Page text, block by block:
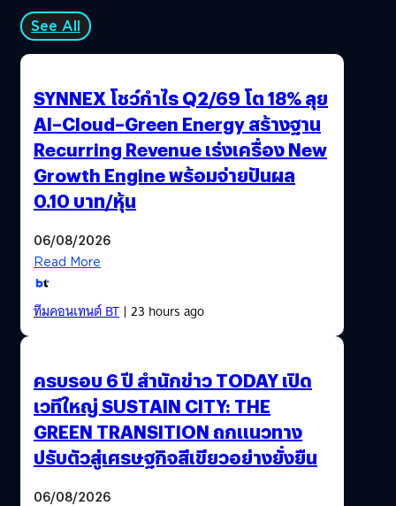
See All
SYNNEX โชว์กำไร Q2/69 โต 18% ลุย
AI–Cloud–Green Energy สร้างฐาน
Recurring Revenue เร่งเครื่อง New
Growth Engine พร้อมจ่ายปันผล
0.10 บาท/หุ้น
06/08/2026
Read More
ทีมคอนเทนต์ BT| 23 hours ago
ครบรอบ 6 ปี สำนักข่าว TODAY เปิด
เวทีใหญ่ SUSTAIN CITY: THE
GREEN TRANSITION ถกแนวทาง
ปรับตัวสู่เศรษฐกิจสีเขียวอย่างยั่งยืน
06/08/2026